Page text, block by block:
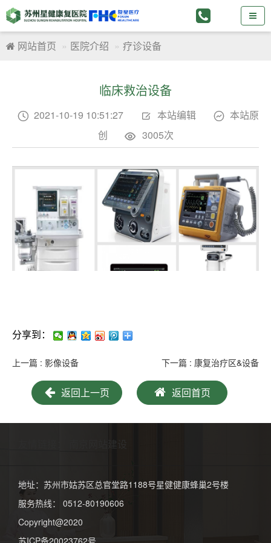
网站首页 医院介绍 疗诊设备
临床救治设备
 2021-10-19 10:51:27  本站编辑  本站原
创
 3005次
分享到：
上一篇 : 影像设备 下一篇 : 康复治疗区&设备
返回上一页 返回首页
地址：苏州市姑苏区总官堂路1188号星健健康蜂巢2号楼
服务热线： 0512-80190606
Copyright@2020
苏ICP备20023762号